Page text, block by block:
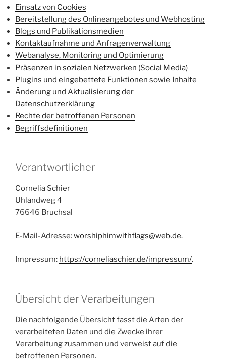
Einsatz von Cookies
Bereitstellung des Onlineangebotes und Webhosting
Blogs und Publikationsmedien
Kontaktaufnahme und Anfragenverwaltung
Webanalyse, Monitoring und Optimierung
Präsenzen in sozialen Netzwerken (Social Media)
Plugins und eingebettete Funktionen sowie Inhalte
Änderung und Aktualisierung der
Datenschutzerklärung
Rechte der betroffenen Personen
Begriffsdefinitionen
Verantwortlicher
Cornelia Schier
Uhlandweg 4
76646 Bruchsal
E-Mail-Adresse:worshiphimwithflags@web.de.
Impressum: https://corneliaschier.de/impressum/.
Übersicht der Verarbeitungen
Die nachfolgende Übersicht fasst die Arten der
verarbeiteten Daten und die Zwecke ihrer
Verarbeitung zusammen und verweist auf die
betroffenen Personen.